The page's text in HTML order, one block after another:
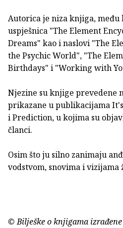
Autorica je niza knjiga,
uspješnica "The Element
Dreams" kao i naslovi "The
the Psychic World", "The
Birthdays" i "Working with
Njezine su knjige prevedene
prikazane u publikacijama
i Prediction, u kojima su
članci.
Osim što ju silno zanimaju
vodstvom, snovima i vizijama
© Bilješke o knjigama